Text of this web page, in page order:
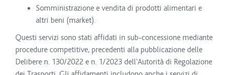
Somministrazione e vendita di prodotti alimentari e
altri beni (market).
Questi servizi sono stati affidati in sub-concessione mediante
procedure competitive, precedenti alla pubblicazione delle
Delibere n. 130/2022 e n. 1/2023 dell'Autorità di Regolazione